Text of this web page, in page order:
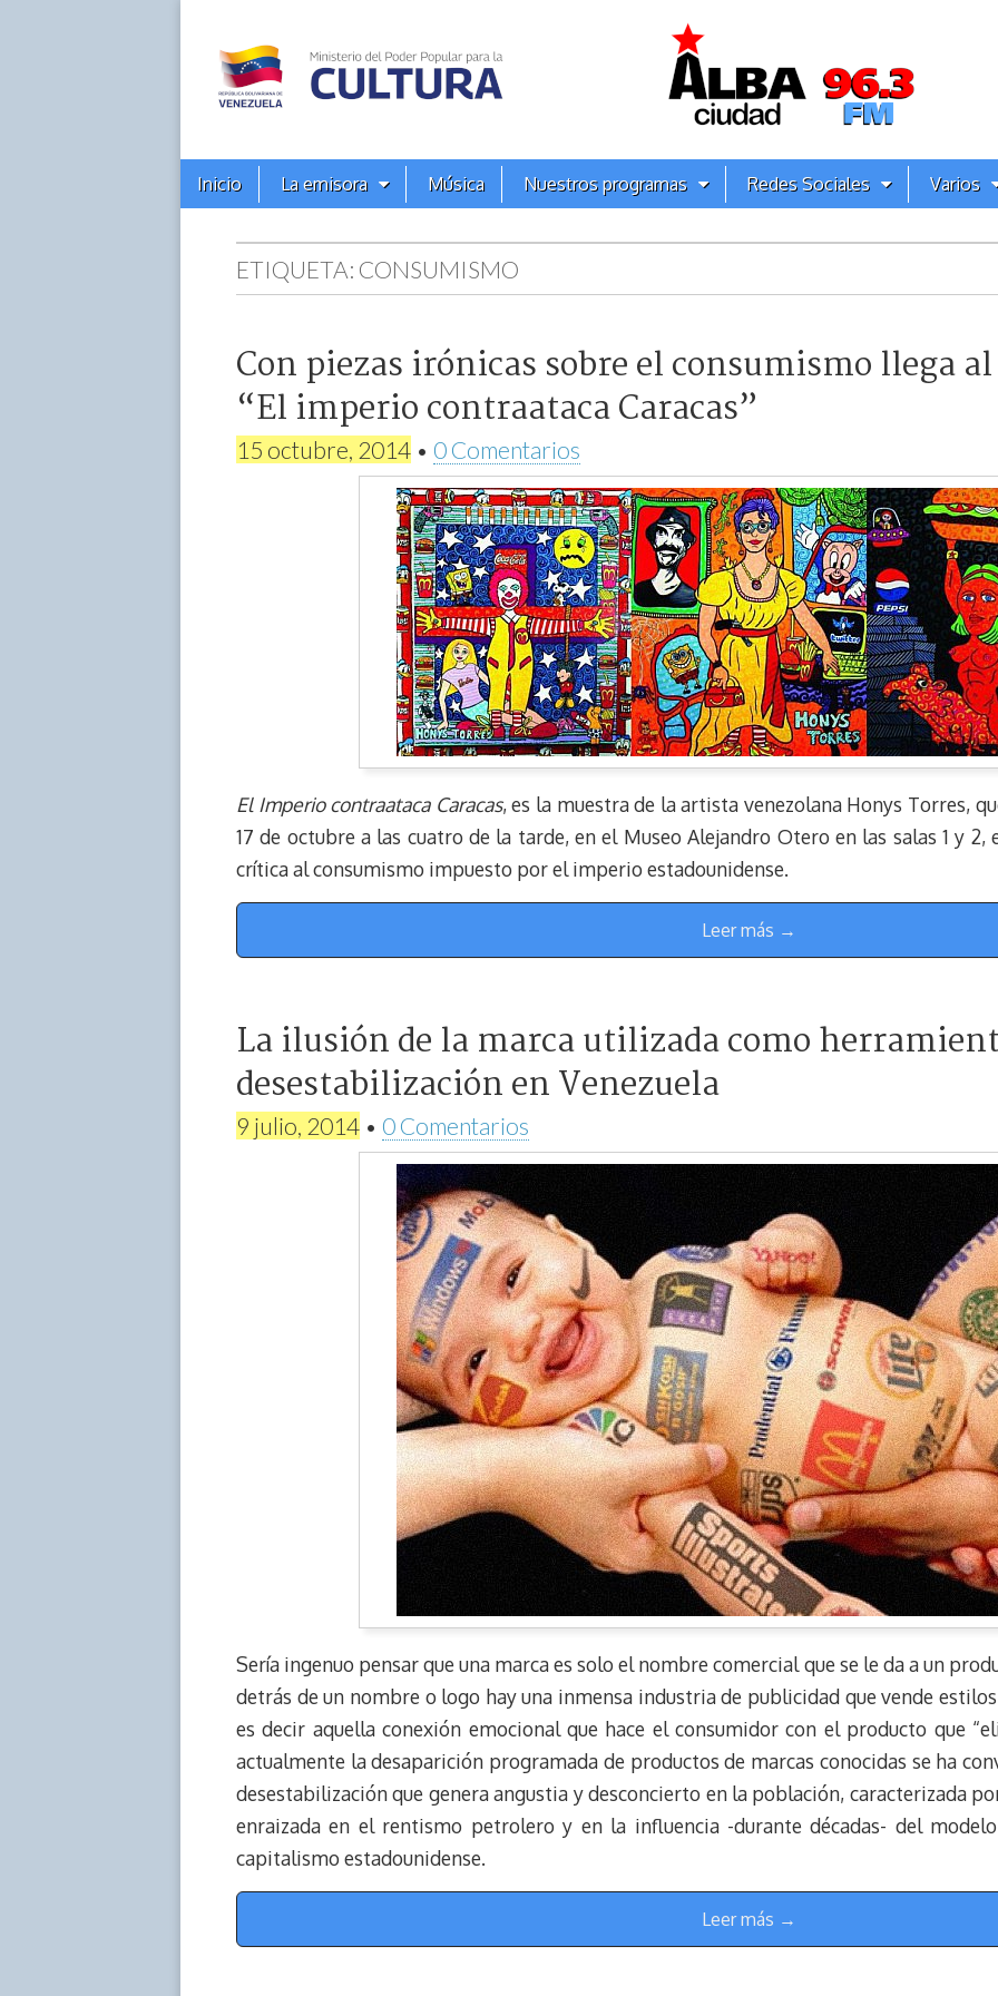
Alba
Ciudad
96.3
FM
Menú
principal
Inicio La emisora Música Nuestros programas Redes Sociales Varios
ETIQUETA: CONSUMISMO
Con piezas irónicas sobre el consumismo llega
“El imperio contraataca Caracas”
15 octubre, 2014 • 0 Comentarios
El Imperio contraataca Caracas, es la muestra de la artista venezolana Honys Torres,
17 de octubre a las cuatro de la tarde, en el Museo Alejandro Otero en las salas 1 y
crítica al consumismo impuesto por el imperio estadounidense.
Leer más →
La ilusión de la marca utilizada como
desestabilización en Venezuela
9 julio, 2014 • 0 Comentarios
Sería ingenuo pensar que una marca es solo el nombre comercial que se le da a un
detrás de un nombre o logo hay una inmensa industria de publicidad que vende
es decir aquella conexión emocional que hace el consumidor con el producto que
actualmente la desaparición programada de productos de marcas conocidas se ha
desestabilización que genera angustia y desconcierto en la población, caracterizada
enraizada en el rentismo petrolero y en la influencia -durante décadas- del
capitalismo estadounidense.
Leer más →